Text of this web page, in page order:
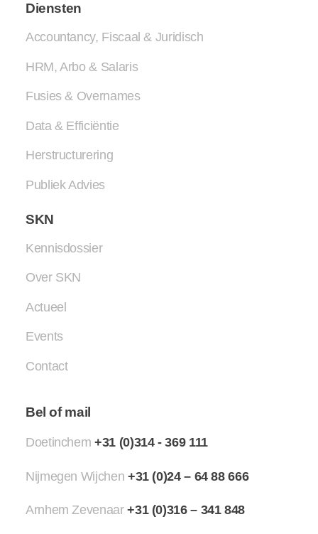
Diensten
Accountancy, Fiscaal & Juridisch
HRM, Arbo & Salaris
Fusies & Overnames
Data & Efficiëntie
Herstructurering
Publiek Advies
SKN
Kennisdossier
Over SKN
Actueel
Events
Contact
Bel of mail
Doetinchem+31 (0)314 - 369 111
Nijmegen Wijchen +31 (0)24 – 64 88 666
Arnhem Zevenaar+31 (0)316 – 341 848